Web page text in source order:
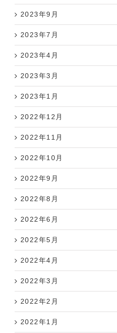
2023年9月
2023年7月
2023年4月
2023年3月
2023年1月
2022年12月
2022年11月
2022年10月
2022年9月
2022年8月
2022年6月
2022年5月
2022年4月
2022年3月
2022年2月
2022年1月